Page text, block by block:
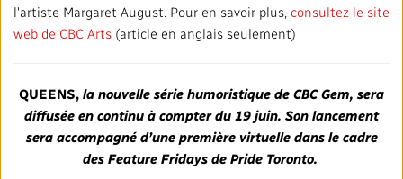
Salle de presse
Ombudsman
L'importance de la radiodiffusion publique
Leadership
Services français
Activités dans les communautés
Équité, diversité et inclusion
Vie privée
Nos services commerciaux
RADIO-CANADA CBC
PLAN ET RÉTROACTION SUR L’ACCESSIBILITÉ
l'artiste Margaret August. Pour en savoir plus, consultez le site
web de CBC Arts (article en anglais seulement)
QUEENS, la nouvelle série humoristique de CBC Gem, sera
diffusée en continu à compter du 19 juin. Son lancement
sera accompagné d’une première virtuelle dans le cadre
des Feature Fridays de Pride Toronto.